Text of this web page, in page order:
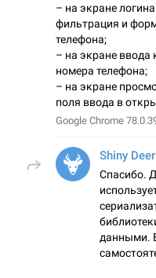
– на экране логина
фильтрация и
телефона;
– на экране ввода
номера телефона;
– на экране
поля ввода в
Google Chrome
Shiny Deer
Спасибо.
данными.